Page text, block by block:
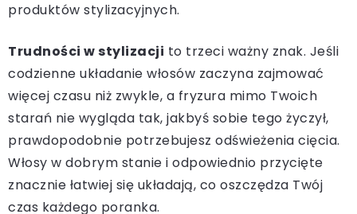
produktów stylizacyjnych.
Trudności w stylizacji to trzeci ważny znak. Jeśli
codzienne układanie włosów zaczyna zajmować
więcej czasu niż zwykle, a fryzura mimo Twoich
starań nie wygląda tak, jakbyś sobie tego życzył,
prawdopodobnie potrzebujesz odświeżenia cięcia.
Włosy w dobrym stanie i odpowiednio przycięte
znacznie łatwiej się układają, co oszczędza Twój
czas każdego poranka.